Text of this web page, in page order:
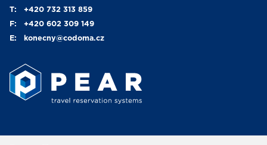
T:
+420 732 313 859
F:
+420 602 309 149
E:
konecny@codoma.cz